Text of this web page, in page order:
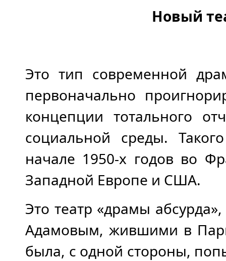
Новый
Это тип современной
первоначально
концепции тотального
социальной среды.
начале 1950-х годов во
Западной Европе и США.
Это театр «драмы
Адамовым, жившими в
была, с одной стороны,